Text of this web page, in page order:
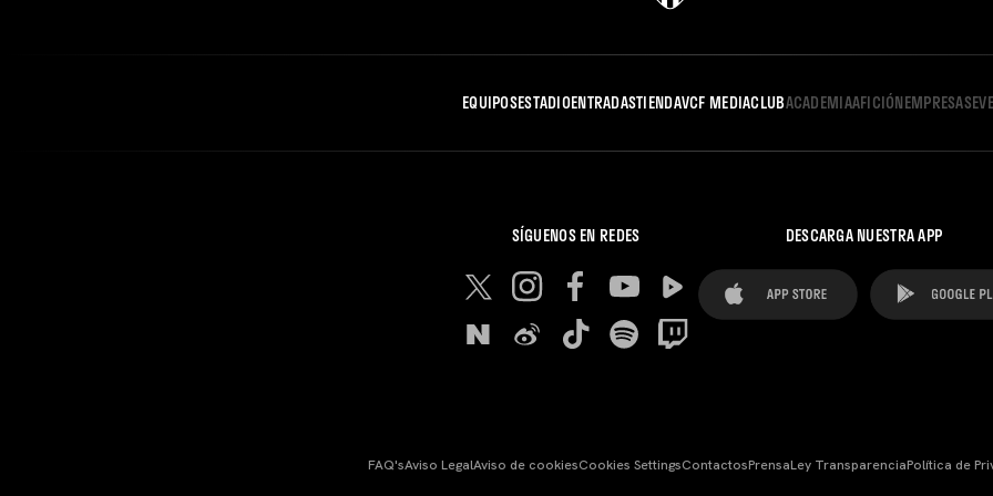
EQUIPOSESTADIOENTRADASTIENDAVCF MEDIACLUBACADEMIAAFICIÓNEMPRESAS
SÍGUENOS EN REDES DESCARGA NUESTRA APP
FAQ'sAviso LegalAviso de cookiesCookies SettingsContactosPrensaLey TransparenciaPolítica de